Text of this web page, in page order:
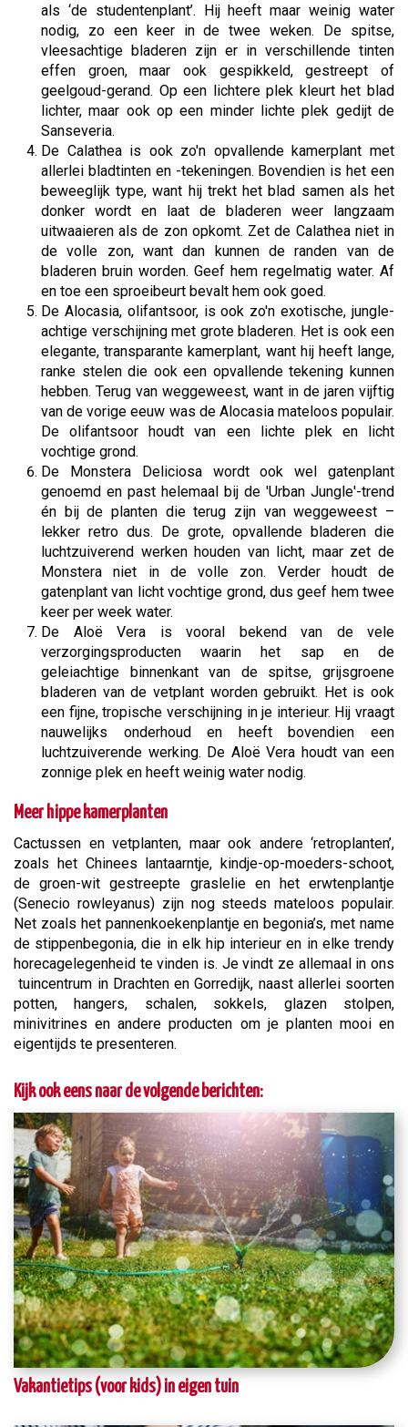
als ‘de studentenplant’. Hij heeft maar weinig water
nodig, zo een keer in de twee weken. De spitse,
vleesachtige bladeren zijn er in verschillende tinten
effen groen, maar ook gespikkeld, gestreept of
geelgoud-gerand. Op een lichtere plek kleurt het blad
lichter, maar ook op een minder lichte plek gedijt de
Sanseveria.
De Calathea is ook zo'n opvallende kamerplant met
allerlei bladtinten en -tekeningen. Bovendien is het een
beweeglijk type, want hij trekt het blad samen als het
donker wordt en laat de bladeren weer langzaam
uitwaaieren als de zon opkomt. Zet de Calathea niet in
de volle zon, want dan kunnen de randen van de
bladeren bruin worden. Geef hem regelmatig water. Af
en toe een sproeibeurt bevalt hem ook goed.
De Alocasia, olifantsoor, is ook zo'n exotische, jungle-
achtige verschijning met grote bladeren. Het is ook een
elegante, transparante kamerplant, want hij heeft lange,
ranke stelen die ook een opvallende tekening kunnen
hebben. Terug van weggeweest, want in de jaren vijftig
van de vorige eeuw was de Alocasia mateloos populair.
De olifantsoor houdt van een lichte plek en licht
vochtige grond.
De Monstera Deliciosa wordt ook wel gatenplant
genoemd en past helemaal bij de 'Urban Jungle'-trend
én bij de planten die terug zijn van weggeweest –
lekker retro dus. De grote, opvallende bladeren die
luchtzuiverend werken houden van licht, maar zet de
Monstera niet in de volle zon. Verder houdt de
gatenplant van licht vochtige grond, dus geef hem twee
keer per week water.
De Aloë Vera is vooral bekend van de vele
verzorgingsproducten waarin het sap en de
geleiachtige binnenkant van de spitse, grijsgroene
bladeren van de vetplant worden gebruikt. Het is ook
een fijne, tropische verschijning in je interieur. Hij vraagt
nauwelijks onderhoud en heeft bovendien een
luchtzuiverende werking. De Aloë Vera houdt van een
zonnige plek en heeft weinig water nodig.
Meer hippe kamerplanten
Cactussen en vetplanten, maar ook andere ‘retroplanten’,
zoals het Chinees lantaarntje, kindje-op-moeders-schoot,
de groen-wit gestreepte graslelie en het erwtenplantje
(Senecio rowleyanus) zijn nog steeds mateloos populair.
Net zoals het pannenkoekenplantje en begonia’s, met name
de stippenbegonia, die in elk hip interieur en in elke trendy
horecagelegenheid te vinden is. Je vindt ze allemaal in ons
tuincentrum in Drachten en Gorredijk, naast allerlei soorten
potten, hangers, schalen, sokkels, glazen stolpen,
minivitrines en andere producten om je planten mooi en
eigentijds te presenteren.
Kijk ook eens naar de volgende berichten:
Vakantietips (voor kids) in eigen tuin